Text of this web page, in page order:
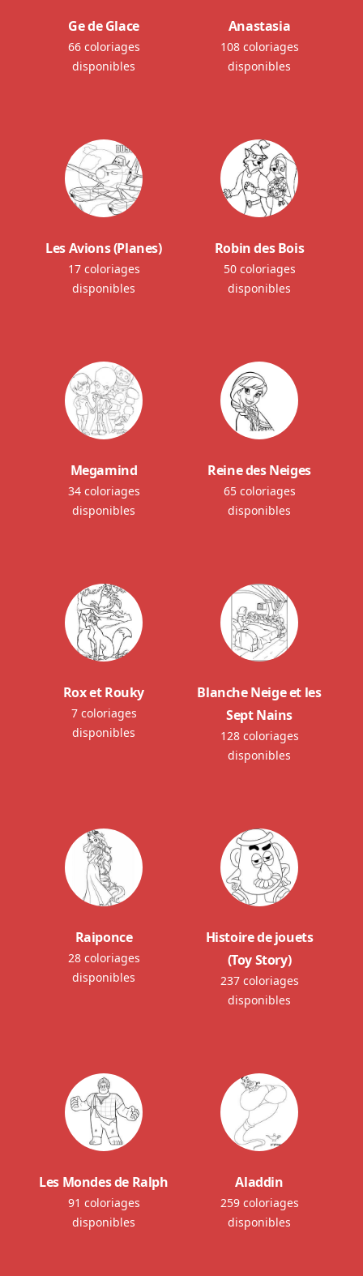
Ge de Glace
66 coloriages
disponibles
Anastasia
108 coloriages
disponibles
Les Avions (Planes)
17 coloriages
disponibles
Robin des Bois
50 coloriages
disponibles
Megamind
34 coloriages
disponibles
Reine des Neiges
65 coloriages
disponibles
Rox et Rouky
7 coloriages
disponibles
Blanche Neige et les
Sept Nains
128 coloriages
disponibles
Raiponce
28 coloriages
disponibles
Histoire de jouets
(Toy Story)
237 coloriages
disponibles
Les Mondes de Ralph
91 coloriages
disponibles
Aladdin
259 coloriages
disponibles